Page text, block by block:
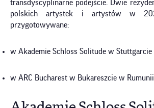
transdyscyplinarne podejście. Dwie
polskich artystek i artystów w
przygotowywane:
w Akademie Schloss Solitude w Stuttgarcie
w ARC Bucharest w Bukareszcie w Rumunii